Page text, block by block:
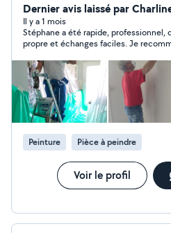
Dernier avis laissé par
Il y a 1 mois
Stéphane a été rapide, professionnel,
propre et échanges faciles. Je
Peinture Pièce à peindre
Voir le profil